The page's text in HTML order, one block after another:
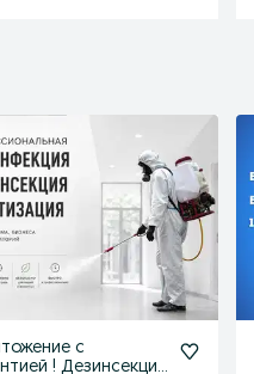
с
! Дезинсекция